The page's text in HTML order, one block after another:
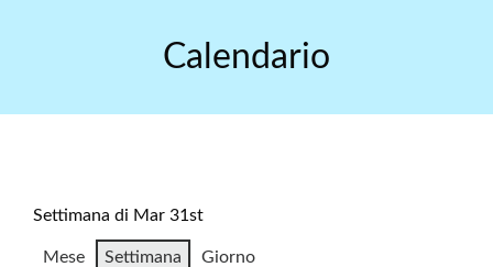
Calendario
Settimana di Mar 31st
Mese Settimana Giorno